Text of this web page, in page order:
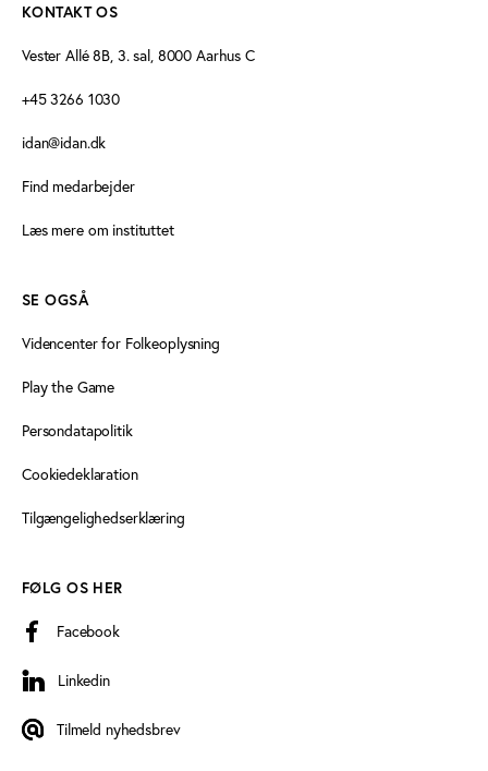
KONTAKT OS
Vester Allé 8B, 3. sal, 8000 Aarhus C
+45 3266 1030
idan@idan.dk
Find medarbejder
Læs mere om instituttet
SE OGSÅ
Videncenter for Folkeoplysning
Play the Game
Persondatapolitik
Cookiedeklaration
Tilgængelighedserklæring
FØLG OS HER
Facebook
Linkedin
Linkedin
Tilmeld nyhedsbrev
Tilmeld nyhedsbrev